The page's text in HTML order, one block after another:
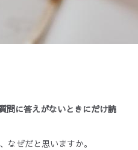
問に答えがないときにだけ読
なぜだと思いますか。